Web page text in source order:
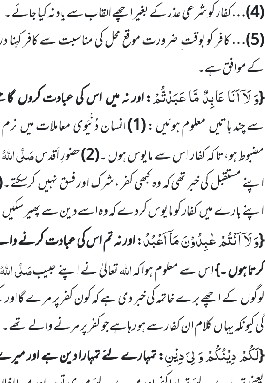
(
4
)…کفار کو شرعی عذر کے بغیر اچھے القاب سے یاد نہ کیا جائے۔
(
5
)…کافر کو بوقت ِ ضرورت موقع محل کی مناسبت سے کافر کہنا
کے موافق ہے۔
{وَ لَاۤ اَنَا عَابِدٌ مَّا عَبَدْتُّمْ:اور نہ میںاس کی عبادت کروںگا
سےچندباتیںمعلوم ہوئیں :(
1
)انسان دُنْیَوی معاملات میں
مضبوط ہو،تا کہ کفار اس سے مایوس ہوں ۔(
2
)حضورِ اَقدسصَلَّی
اپنے مستقبل کی خبر تھی کہ وہ کبھی کفر ،شرکاور فسق نہیںکرسکتے۔
اپنے بارے میںکفار کو مایوس کر دے کہ وہ اسے دین سے پھیر
{وَ لَاۤ اَنْتُمْ عٰبِدُوْنَ مَاۤ اَعْبُدُ: اور نہ تم اس کی عبادت کرنے
کرتا ہوں ۔}اس سےمعلوم ہوا کہاللّٰہتعالیٰ نے اپنے حبیبصَلَّی
لوگوںکے اچھے برے خاتمہ کی خبر دی ہے کہ کونکفر پر مرے گا
گی کیونکہ یہاںکلام ان کفار سے ہو رہا ہے جو کفر پر مرنے والے تھے۔
{لَكُمْ دِیْنُكُمْ وَ لِیَ دِیْنِ: تمہارے لئے تمہارا دین ہے اور